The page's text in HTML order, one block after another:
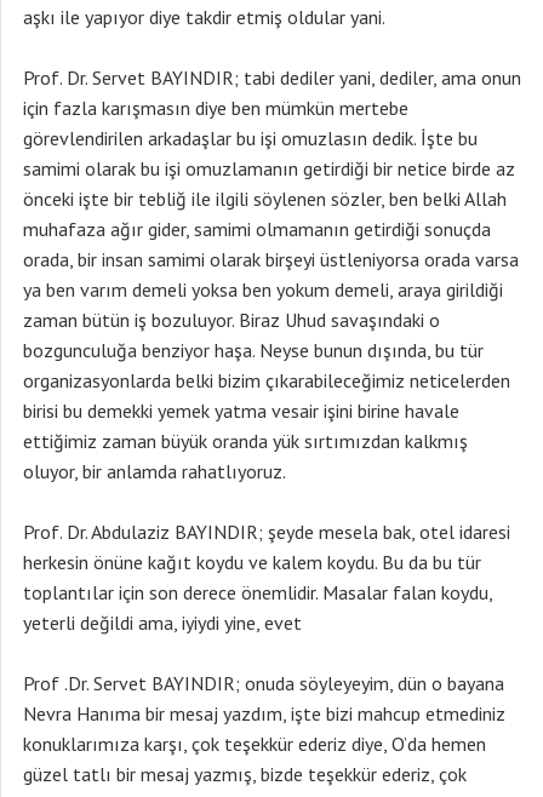
aşkı ile yapıyor diye takdir etmiş oldular yani.
Prof. Dr. Servet BAYINDIR; tabi dediler yani, dediler, ama onun
için fazla karışmasın diye ben mümkün mertebe
görevlendirilen arkadaşlar bu işi omuzlasın dedik. İşte bu
samimi olarak bu işi omuzlamanın getirdiği bir netice birde az
önceki işte bir tebliğ ile ilgili söylenen sözler, ben belki Allah
muhafaza ağır gider, samimi olmamanın getirdiği sonuçda
orada, bir insan samimi olarak birşeyi üstleniyorsa orada varsa
ya ben varım demeli yoksa ben yokum demeli, araya girildiği
zaman bütün iş bozuluyor. Biraz Uhud savaşındaki o
bozgunculuğa benziyor haşa. Neyse bunun dışında, bu tür
organizasyonlarda belki bizim çıkarabileceğimiz neticelerden
birisi bu demekki yemek yatma vesair işini birine havale
ettiğimiz zaman büyük oranda yük sırtımızdan kalkmış
oluyor, bir anlamda rahatlıyoruz.
Prof. Dr. Abdulaziz BAYINDIR; şeyde mesela bak, otel idaresi
herkesin önüne kağıt koydu ve kalem koydu. Bu da bu tür
toplantılar için son derece önemlidir. Masalar falan koydu,
yeterli değildi ama, iyiydi yine, evet
Prof .Dr. Servet BAYINDIR; onuda söyleyeyim, dün o bayana
Nevra Hanıma bir mesaj yazdım, işte bizi mahcup etmediniz
konuklarımıza karşı, çok teşekkür ederiz diye, O’da hemen
güzel tatlı bir mesaj yazmış, bizde teşekkür ederiz, çok